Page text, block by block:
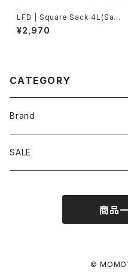
LFD | Square Sack 4L(Saku
ra)
¥2,970
CATEGORY
Brand
アソビビト
SALE
商品
©